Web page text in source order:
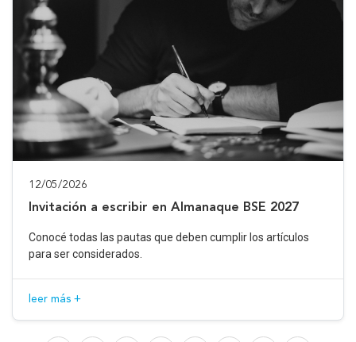
12/05/2026
Invitación a escribir en Almanaque BSE 2027
Conocé todas las pautas que deben cumplir los artículos
para ser considerados.
leer más +